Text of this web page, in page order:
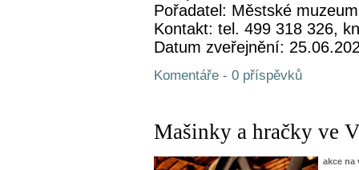
Pořadatel: Městské
Kontakt: tel. 499 318 326,
Datum zveřejnění:
Komentáře - 0 příspěvků
Mašinky a hračky ve
akce na